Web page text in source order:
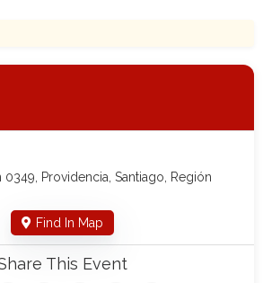
0349, Providencia, Santiago, Región
Find In Map
This Event